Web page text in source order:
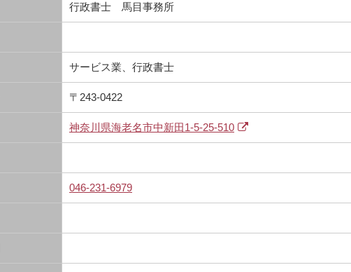
行政書士 馬目事務所
サービス業、行政書士
〒243-0422
神奈川県海老名市中新田1-5-25-510
046-231-6979